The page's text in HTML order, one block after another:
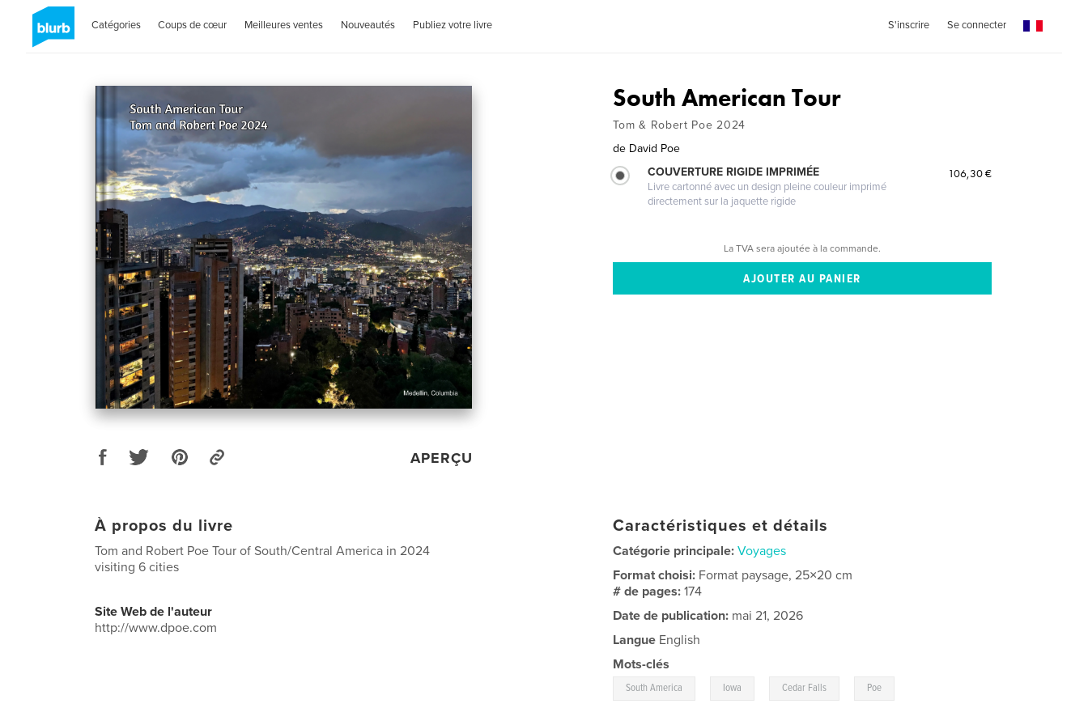
Catégories Coups de cœur Meilleures ventes Nouveautés Publiez votre livre S'inscrire Se connecter
APERÇU
South American Tour
Tom & Robert Poe 2024
de David Poe
COUVERTURE RIGIDE IMPRIMÉE
Livre cartonné avec un design pleine couleur imprimé
directement sur la jaquette rigide
106,30 €
La TVA sera ajoutée à la commande.
À propos du livre
Tom and Robert Poe Tour of South/Central America in 2024
visiting 6 cities
Site Web de l'auteur
http://www.dpoe.com
Caractéristiques et détails
Catégorie principale: Voyages
Format choisi: Format paysage, 25×20 cm
# de pages:174
Date de publication: mai 21, 2026
Langue English
Mots-clés
South America Iowa Cedar Falls Poe